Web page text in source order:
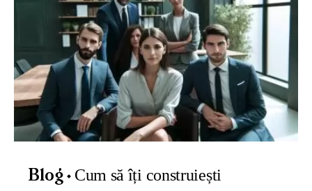
Blog
Cum să îți construiești